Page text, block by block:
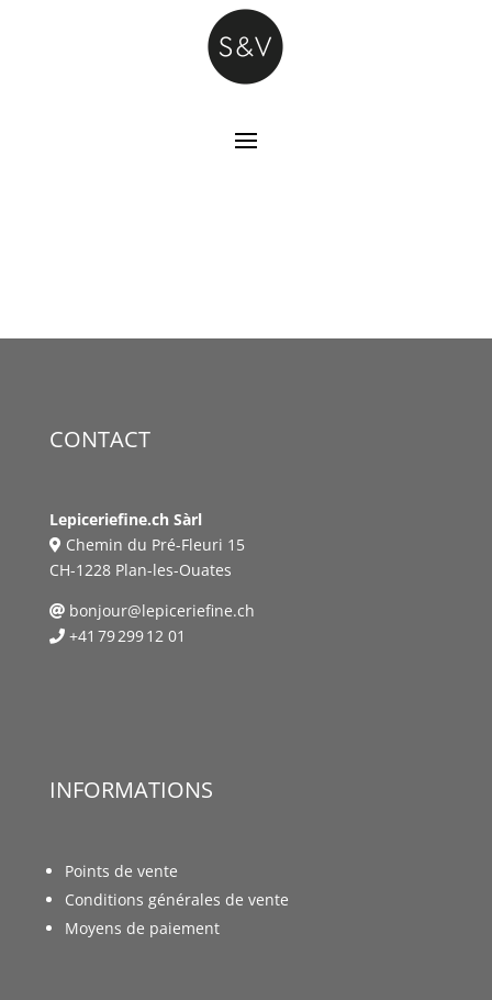
CONTACT
Lepiceriefine.ch Sàrl
Chemin du Pré-Fleuri 15
CH-1228 Plan-les-Ouates
bonjour@lepiceriefine.ch
+41 79 299 12 01
INFORMATIONS
Points de vente
Conditions générales de vente
Moyens de paiement